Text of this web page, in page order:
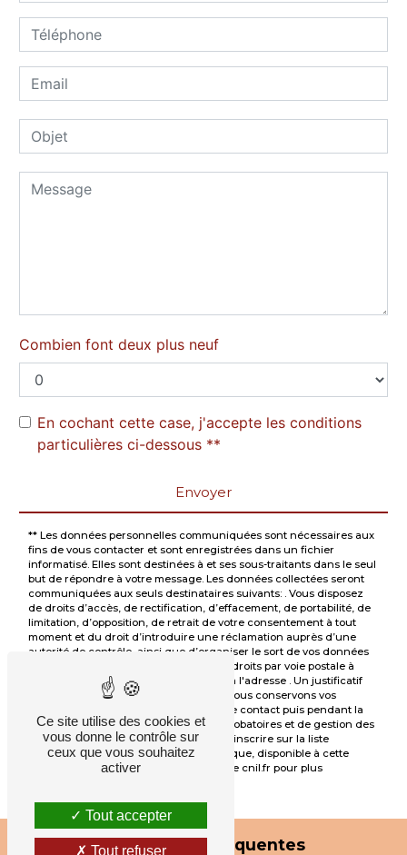
Combien font deux plus neuf
En cochant cette case, j'accepte les conditions
particulières ci-dessous **
Envoyer
** Les données personnelles communiquées sont nécessaires aux
fins de vous contacter et sont enregistrées dans un fichier
informatisé. Elles sont destinées à et ses sous-traitants dans le seul
but de répondre à votre message. Les données collectées seront
communiquées aux seuls destinataires suivants: . Vous disposez
de droits d’accès, de rectification, d’effacement, de portabilité, de
limitation, d’opposition, de retrait de votre consentement à tout
moment et du droit d’introduire une réclamation auprès d’une
autorité de contrôle, ainsi que d’organiser le sort de vos données
post-mortem. Vous pouvez exercer ces droits par voie postale à
l'adresse ou par courrier électronique à l'adresse . Un justificatif
d'identité pourra vous être demandé. Nous conservons vos
données pendant la période de prise de contact puis pendant la
durée de prescription légale aux fins probatoires et de gestion des
contentieux. Vous avez le droit de vous inscrire sur la liste
d'opposition au démarchage téléphonique, disponible à cette
Bloctel.gouv.fr
. Consultez le site cnil.fr pour plus
Recherches fréquentes
Ce site utilise des cookies et
vous donne le contrôle sur
ceux que vous souhaitez
activer
Tout accepter
Tout refuser